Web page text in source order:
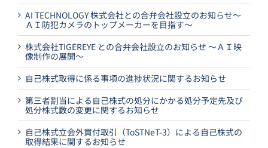
AI TECHNOLOGY 株式会社との合弁会社設立のお知らせ～
ＡＩ防犯カメラのトップメーカーを目指す～
株式会社TIGEREYE との合弁会社設立のお知らせ ～ＡＩ映
像制作の展開～
自己株式取得に係る事項の進捗状況に関するお知らせ
第三者割当による自己株式の処分にかかる処分予定先及び
処分株式数の変更に関するお知らせ
自己株式立会外買付取引（ToSTNeT-3）による自己株式の
取得結果に関するお知らせ